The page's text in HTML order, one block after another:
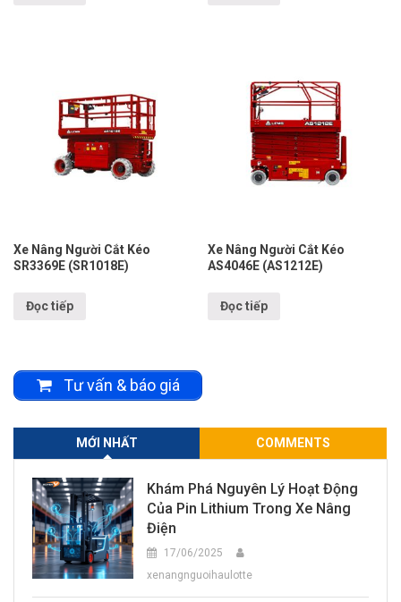
Xe Nâng Người Cắt Kéo
SR3369E (SR1018E)
Đọc tiếp
Xe Nâng Người Cắt Kéo
AS4046E (AS1212E)
Đọc tiếp
Tư vấn & báo giá
MỚI NHẤT COMMENTS
Khám Phá Nguyên Lý Hoạt Động
Của Pin Lithium Trong Xe Nâng
Điện
17/06/2025
xenangnguoihaulotte